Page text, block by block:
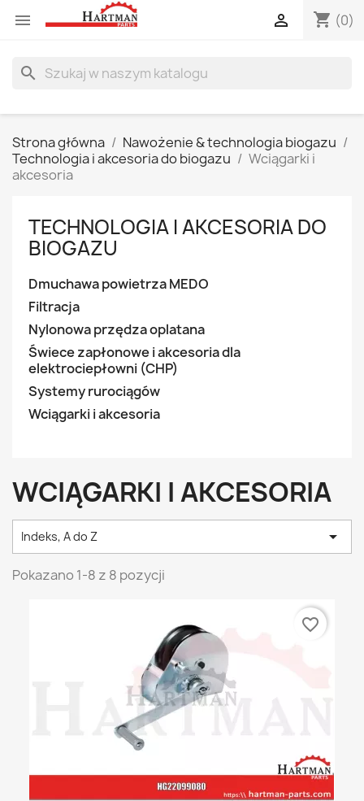
 shopping_cart (0)

search
Strona główna
Nawożenie & technologia biogazu
Technologia i akcesoria do biogazu
Wciągarki i
akcesoria
TECHNOLOGIA I AKCESORIA DO
BIOGAZU
Dmuchawa powietrza MEDO
Filtracja
Nylonowa przędza oplatana
Świece zapłonowe i akcesoria dla
elektrociepłowni (CHP)
Systemy rurociągów
Wciągarki i akcesoria
WCIĄGARKI I AKCESORIA
Indeks, A do Z 
Pokazano 1-8 z 8 pozycji
favorite_border